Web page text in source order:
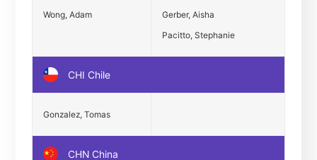
Wong, Adam
Gerber, Aisha
Pacitto, Stephanie
CHI Chile
Gonzalez, Tomas
CHN China